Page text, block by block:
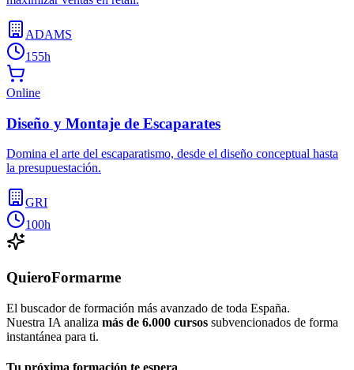
ADAMS
155h
Online
Diseño y Montaje de Escaparates
Domina el arte del escaparatismo, desde el diseño conceptual hasta
la presupuestación.
GRI
100h
QuieroFormarme
El buscador de formación más avanzado de toda España.
Nuestra IA analiza más de 6.000 cursos subvencionados de forma
instantánea para ti.